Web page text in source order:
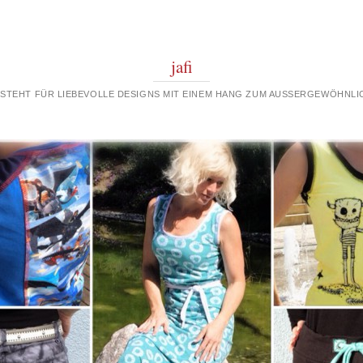
jafi
FÜR LIEBEVOLLE DESIGNS MIT EINEM HANG ZUM